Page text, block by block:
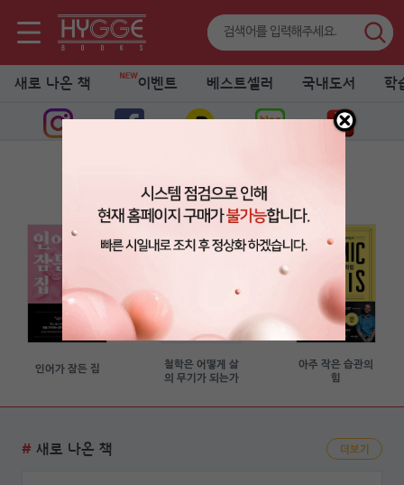
새로 나온 책 이벤트 베스트셀러 국내도서 학
이슈, 트렌드를 읽다
인어가 잠든 집
철학은 어떻게 삶
의 무기가 되는가
아주 작은 습관의
힘
# 새로 나온 책 더보기